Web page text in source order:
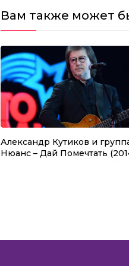
Вам также может
Александр Кутиков и
Нюанс – Дай Помечтать